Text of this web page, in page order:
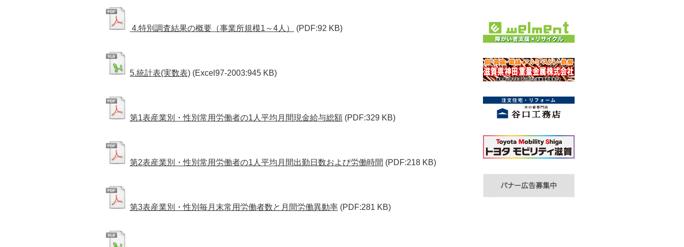
4.特別調査結果の概要（事業所規模1～4人） (PDF:92 KB)
5.統計表(実数表) (Excel97-2003:945 KB)
第1表産業別・性別常用労働者の1人平均月間現金給与総額 (PDF:329 KB)
第2表産業別・性別常用労働者の1人平均月間出勤日数および労働時間 (PDF:218 KB)
第3表産業別・性別毎月末常用労働者数と月間労働異動率 (PDF:281 KB)